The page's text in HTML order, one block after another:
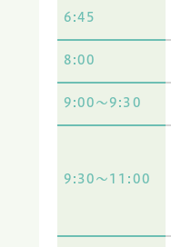
6:45
8:00
9:00～9:30
9:30～11:00